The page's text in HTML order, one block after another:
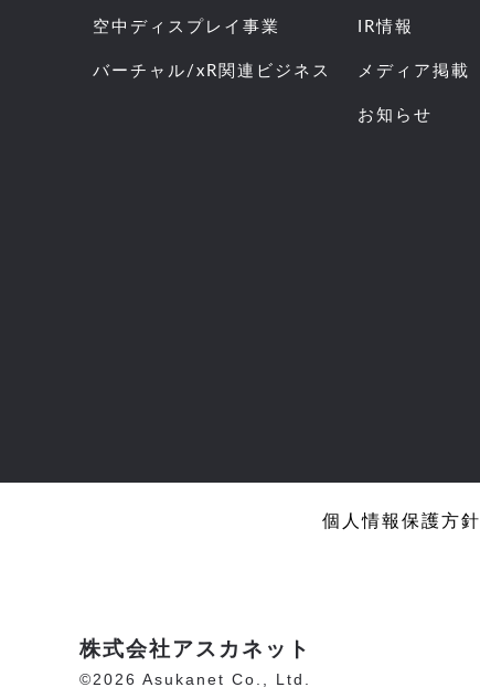
空中ディスプレイ事業
バーチャル/xR関連ビジネス
IR情報
メディア掲載
お知らせ
個人情報保護方針
株式会社アスカネット
©2026 Asukanet Co., Ltd.